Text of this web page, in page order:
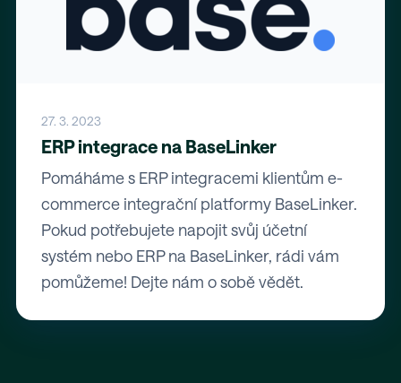
27. 3. 2023
ERP integrace na BaseLinker
Pomáháme s ERP integracemi klientům e-
commerce integrační platformy BaseLinker.
Pokud potřebujete napojit svůj účetní
systém nebo ERP na BaseLinker, rádi vám
pomůžeme! Dejte nám o sobě vědět.